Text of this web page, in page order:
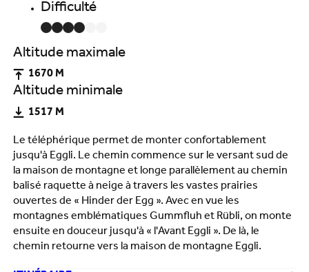
Le téléphérique permet de monter confortablement
jusqu'à Eggli. Le chemin commence sur le versant sud de
la maison de montagne et longe parallèlement au chemin
balisé raquette à neige à travers les vastes prairies
ouvertes de « Hinder der Egg ». Avec en vue les
montagnes emblématiques Gummfluh et Rübli, on monte
ensuite en douceur jusqu'à « l'Avant Eggli ». De là, le
chemin retourne vers la maison de montagne Eggli.
Difficulté
Altitude maximale
1670 M
Altitude minimale
1517 M